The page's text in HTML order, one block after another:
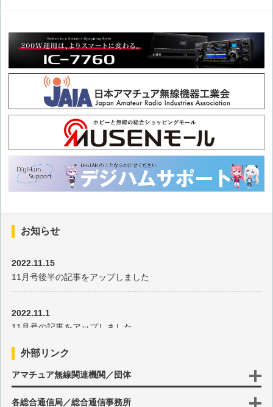
第四十一回 74HC192と74HC4511を使ったアップダウンカウ
ンタの説明
第四十回 単電源から正負両電源を作る
第三十九回 ホワイトノイズジェネレータでフィルタの特性を
第三十八回 ツイストペアケーブルのノイズ軽減は本当か?
第三十七回 74HC74を使った分周回路の実験
第三十六回 電圧可変抵抗器の考察
第三十五回 tinySAで見るひずみ波形のスペクトラム
第三十四回 FM放送受信用のQFHアンテナを作ってみた
第三十三回 コイルのインダクタンスについて
お知らせ
2022.11.15
11月号後半の記事をアップしました
2022.11.1
11月号の記事をアップしました
2022.10.17
10月号後半の記事をアップしました
外部リンク
アマチュア無線関連機関／団体
各総合通信局／総合通信事務所